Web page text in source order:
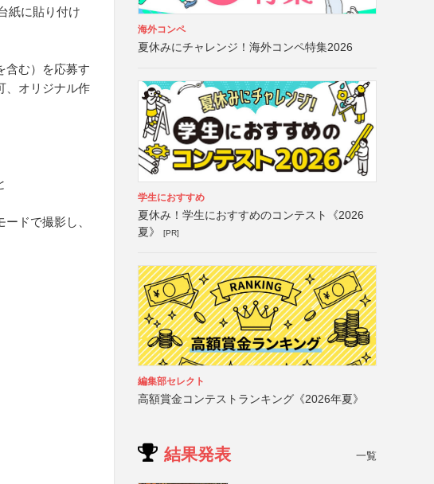
紙に貼り付け
含む）を応募す
、オリジナル作
ドで撮影し、
海外コンペ
夏休みにチャレンジ！海外コンペ特集2026
学生におすすめ
夏休み！学生におすすめのコンテスト《2026
夏》
[PR]
編集部セレクト
高額賞金コンテストランキング《2026年夏》
結果発表 一覧